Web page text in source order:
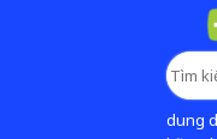
dung